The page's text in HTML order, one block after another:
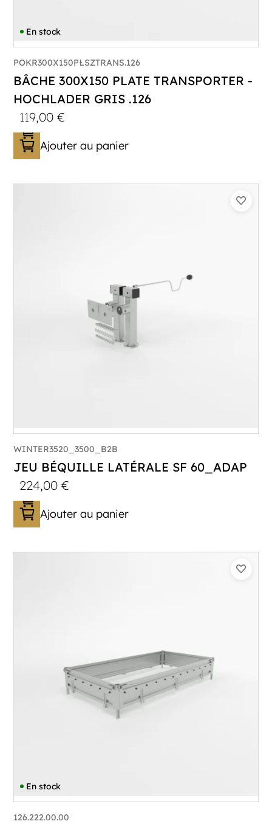
En stock
POKR300X150PŁSZTRANS.126
BÂCHE 300X150 PLATE TRANSPORTER -
HOCHLADER GRIS .126
119,00€
Ajouter au panier
WINTER3520_3500_B2B
JEU BÉQUILLE LATÉRALE SF 60_ADAP
224,00€
Ajouter au panier
En stock
126.222.00.00